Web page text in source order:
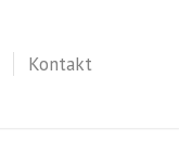
Kontakt